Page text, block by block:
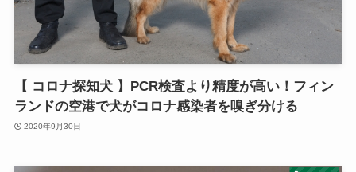
【 コロナ探知犬 】PCR検査より精度が高い！フィン
ランドの空港で犬がコロナ感染者を嗅ぎ分ける
2020年9月30日